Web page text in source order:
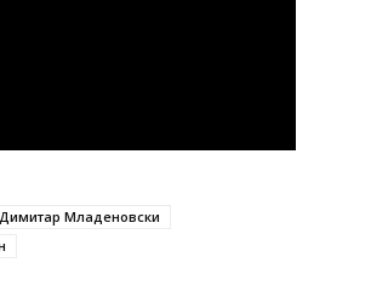
Димитар Младеновски